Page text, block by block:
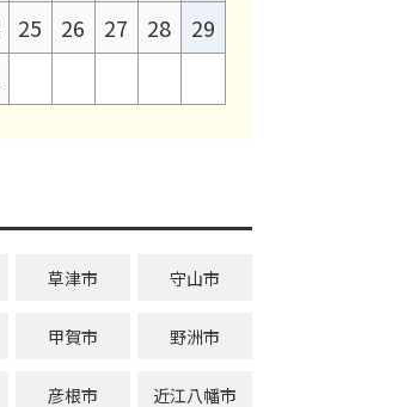
25 26 27 28
29
草津市 守山市
甲賀市 野洲市
彦根市 近江八幡市